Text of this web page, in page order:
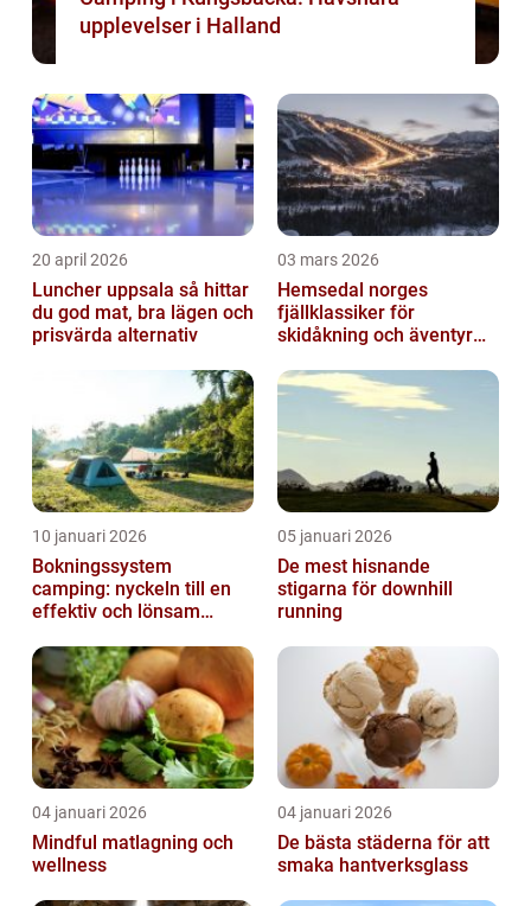
upplevelser i Halland
20 april 2026
Luncher uppsala så hittar
du god mat, bra lägen och
prisvärda alternativ
03 mars 2026
Hemsedal norges
fjällklassiker för
skidåkning och äventyr
10 januari 2026
Bokningssystem
camping: nyckeln till en
effektiv och lönsam
05 januari 2026
De mest hisnande
stigarna för downhill
running
04 januari 2026
Mindful matlagning och
wellness
04 januari 2026
De bästa städerna för att
smaka hantverksglass